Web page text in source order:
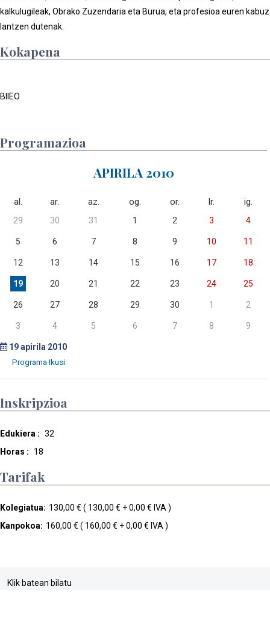
kalkulugileak, Obrako Zuzendaria eta Burua, eta profesioa euren kabuz
lantzen dutenak.
Kokapena
BIIEO
Programazioa
APIRILA 2010
al. ar. az. og. or. lr. ig.
29 30 31 1 2 3 4
5 6 7 8 9 10 11
12 13 14 15 16 17 18
19 20 21 22 23 24 25
26 27 28 29 30 1 2
3 4 5 6 7 8 9
19apirila 2010
Inskripzioa
Edukiera : 32
Horas :
18
Tarifak
Kolegiatua: 130,00 € ( 130,00 € + 0,00 € IVA )
Kanpokoa: 160,00 € ( 160,00 € + 0,00 € IVA )
Klik batean bilatu